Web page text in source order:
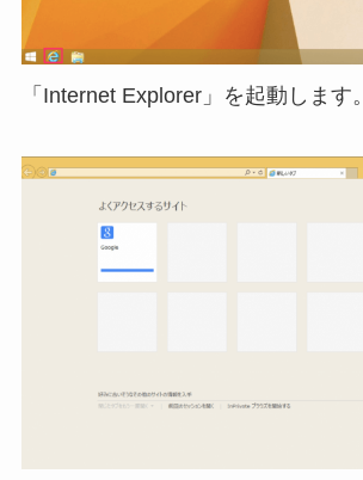
「Internet Explorer」を起動します。